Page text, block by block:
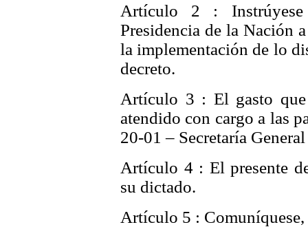
Artículo 2 :
Presidencia de la Nación
la implementación de lo
decreto.
Artículo 3 : El gasto que
atendido con cargo a las
20-01 – Secretaría
Artículo 4 : El presente
su dictado.
Artículo 5 : Comuníquese,